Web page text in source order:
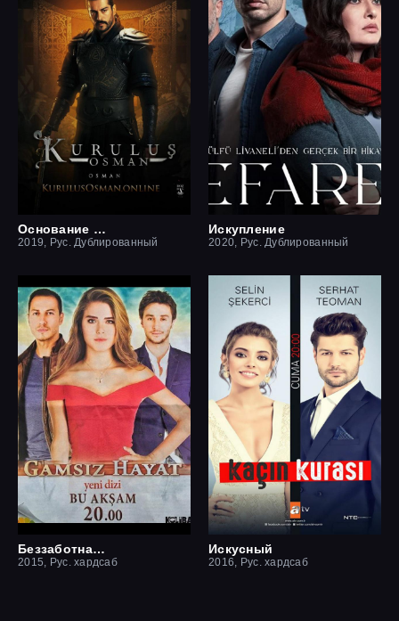
Основание Осман
2019, Рус. Дублированный
Искупление
2020, Рус. Дублированный
Беззаботная жизнь
2015, Рус. хардсаб
Искусный
2016, Рус. хардсаб